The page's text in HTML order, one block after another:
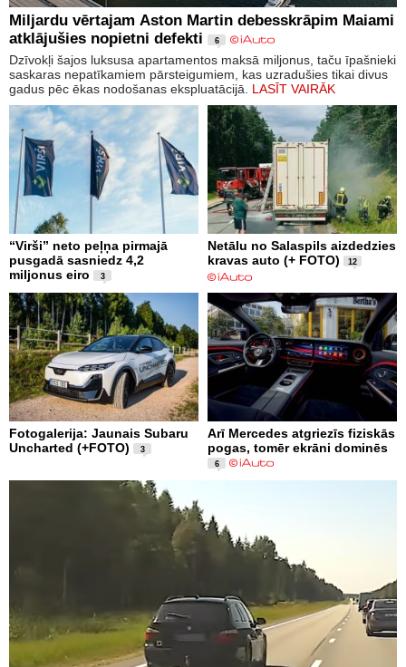
Miljardu vērtajam Aston Martin debesskrāpim Maiami
atklājušies nopietni defekti
6
Dzīvokļi šajos luksusa apartamentos maksā miljonus, taču īpašnieki
saskaras nepatīkamiem pārsteigumiem, kas uzradušies tikai divus
gadus pēc ēkas nodošanas ekspluatācijā. LASĪT VAIRĀK
“Virši” neto peļņa pirmajā
pusgadā sasniedz 4,2
miljonus eiro
3
Netālu no Salaspils aizdedzies
kravas auto (+ FOTO)
12
Fotogalerija: Jaunais Subaru
Uncharted (+FOTO)
3
Arī Mercedes atgriezīs fiziskās
pogas, tomēr ekrāni dominēs
6